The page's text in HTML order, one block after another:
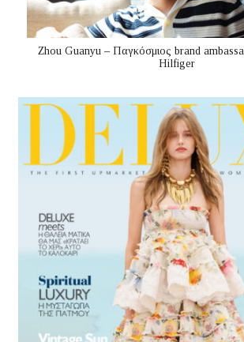
Zhou Guanyu – Παγκόσμιος brand
Hilfiger